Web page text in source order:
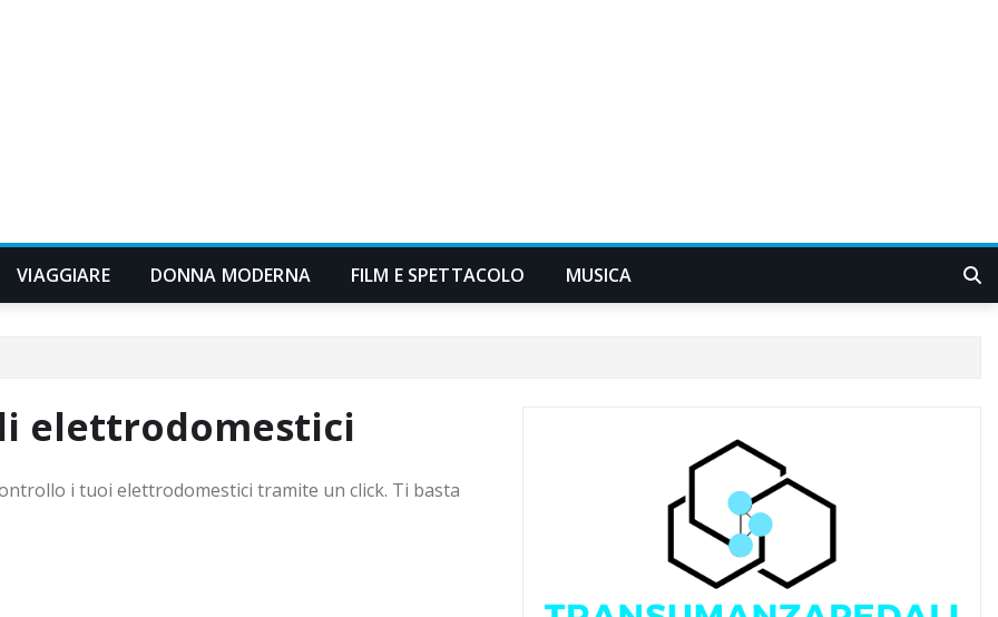
VIAGGIARE DONNA MODERNA FILM E SPETTACOLO MUSICA
elettrodomestici
i tuoi elettrodomestici tramite un click. Ti basta